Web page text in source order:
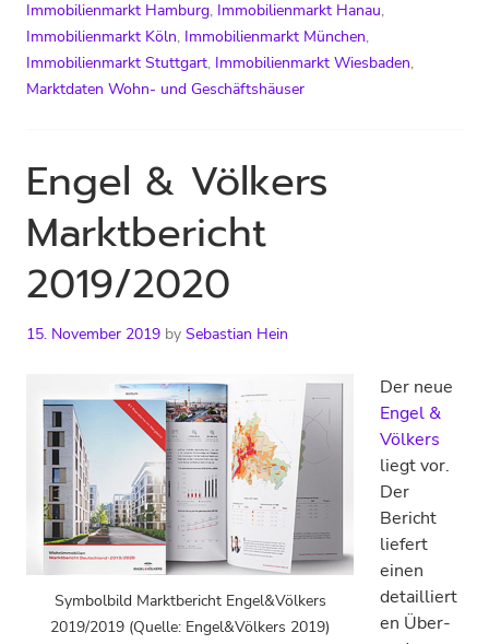
Immobilienmarkt Hamburg, Immobilienmarkt Hanau,
Immobilienmarkt Köln, Immobilienmarkt München,
Immobilienmarkt Stuttgart, Immobilienmarkt Wiesbaden,
Marktdaten Wohn- und Geschäftshäuser
Engel & Völkers
Marktbericht
2019/2020
15. November 2019 by Sebastian Hein
Symbolbild Marktbericht Engel&Völkers
2019/2019 (Quelle: Engel&Völkers 2019)
Der neue
Engel &
Völkers
liegt vor.
Der
Bericht
liefert
einen
detailliert
en Über-